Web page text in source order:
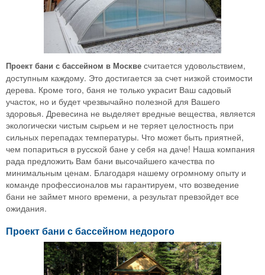
Проект бани с бассейном в Москве считается удовольствием,
доступным каждому. Это достигается за счет низкой стоимости
дерева. Кроме того, баня не только украсит Ваш садовый
участок, но и будет чрезвычайно полезной для Вашего
здоровья. Древесина не выделяет вредные вещества, является
экологически чистым сырьем и не теряет целостность при
сильных перепадах температуры. Что может быть приятней,
чем попариться в русской бане у себя на даче! Наша компания
рада предложить Вам бани высочайшего качества по
минимальным ценам. Благодаря нашему огромному опыту и
команде профессионалов мы гарантируем, что возведение
бани не займет много времени, а результат превзойдет все
ожидания.
Проект бани с бассейном недорого